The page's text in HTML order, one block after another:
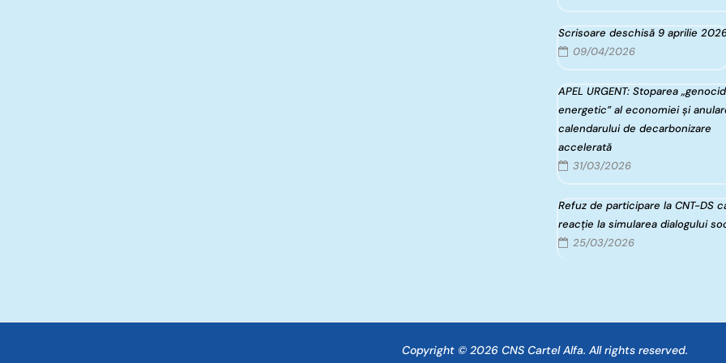
Scrisoare deschisă 9 aprilie
09/04/2026
APEL URGENT: Stoparea
energetic” al economiei și
calendarului de decarbonizare
accelerată
31/03/2026
Refuz de participare la CNT-DS
reacție la simularea dialogului
25/03/2026
Copyright © 2026 CNS Cartel Alfa. All rights reserved.